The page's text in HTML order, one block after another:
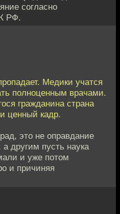
согласно
РФ.
Медики учатся
полноценным врачами.
гражданина страна
ценный кадр.
это не оправдание
другим пусть наука
и уже потом
и причиняя